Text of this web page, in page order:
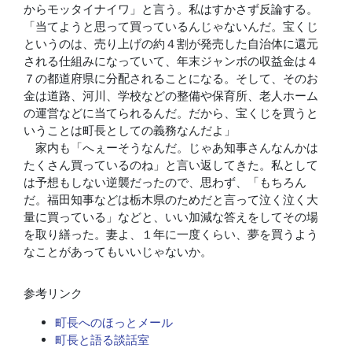
からモッタイナイワ」と言う。私はすかさず反論する。
「当てようと思って買っているんじゃないんだ。宝くじ
というのは、売り上げの約４割が発売した自治体に還元
される仕組みになっていて、年末ジャンボの収益金は４
７の都道府県に分配されることになる。そして、そのお
金は道路、河川、学校などの整備や保育所、老人ホーム
の運営などに当てられるんだ。だから、宝くじを買うと
いうことは町長としての義務なんだよ」
家内も「へぇーそうなんだ。じゃあ知事さんなんかは
たくさん買っているのね」と言い返してきた。私として
は予想もしない逆襲だったので、思わず、「もちろん
だ。福田知事などは栃木県のためだと言って泣く泣く大
量に買っている」などと、いい加減な答えをしてその場
を取り繕った。妻よ、１年に一度くらい、夢を買うよう
なことがあってもいいじゃないか。
参考リンク
町長へのほっとメール
町長と語る談話室